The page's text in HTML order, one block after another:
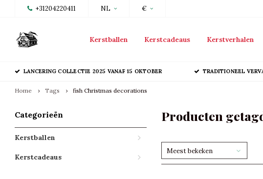
+31204220411 NL €
Kerstballen Kerstcadeaus Kerstverhalen
LANCERING COLLECTIE 2025 VANAF 15 OKTOBER TRADITIONEEL
Home Tags fish Christmas decorations
Categorieën
Kerstballen
Kerstcadeaus
Producten
Meest bekeken